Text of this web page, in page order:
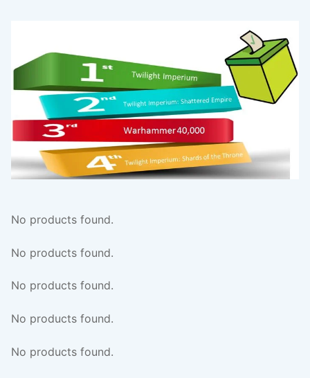
No products found.
No products found.
No products found.
No products found.
No products found.